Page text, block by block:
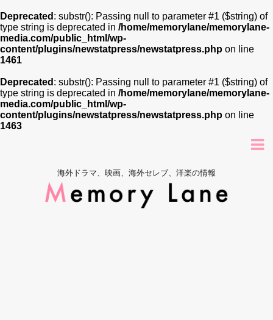
Deprecated : substr(): Passing null to parameter #1 ($string) of
type string is deprecated in /home/memorylane/memorylane-
media.com/public_html/wp-
content/plugins/newstatpress/newstatpress.php on line
1461
Deprecated : substr(): Passing null to parameter #1 ($string) of
type string is deprecated in /home/memorylane/memorylane-
media.com/public_html/wp-
content/plugins/newstatpress/newstatpress.php on line
1463
海外ドラマ、映画、海外セレブ、洋楽の情報